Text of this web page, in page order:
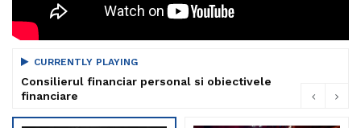
CURRENTLY PLAYING
Consilierul financiar personal si obiectivele
financiare